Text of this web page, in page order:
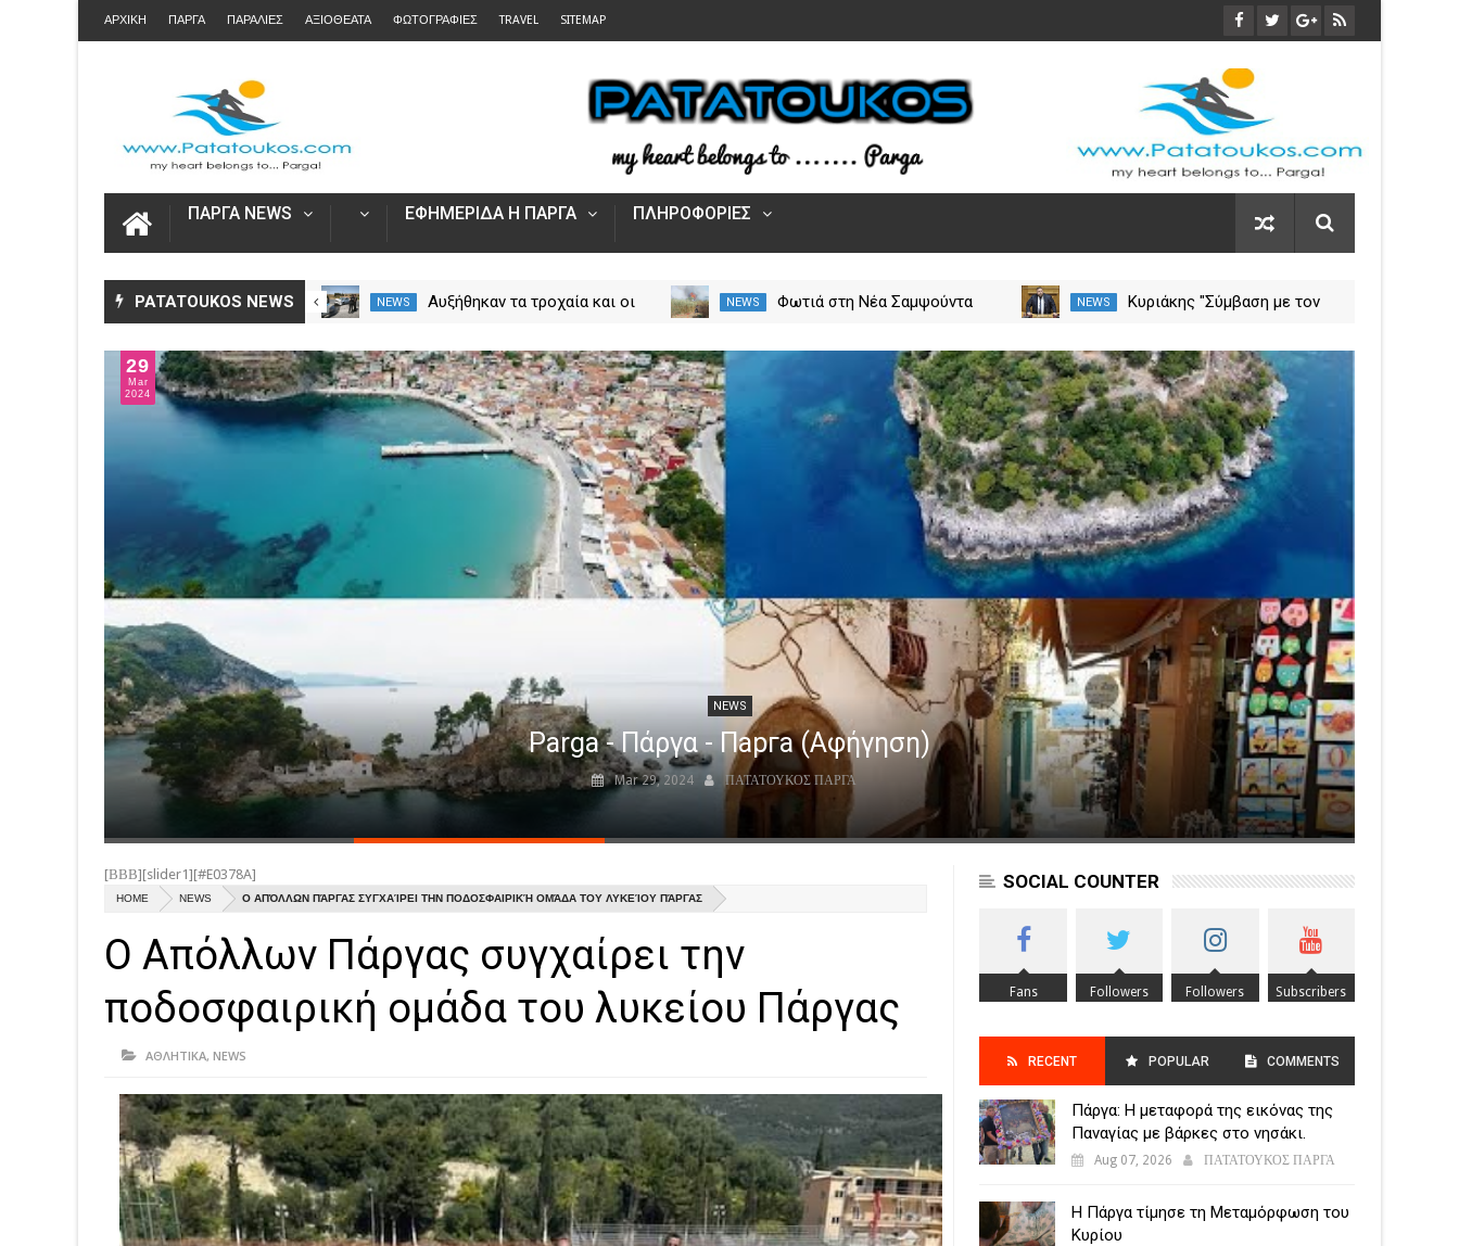
ΑΡΧΙΚΗ ΠΑΡΓΑ ΠΑΡΑΛΙΕΣ ΑΞΙΟΘΕΑΤΑ ΦΩΤΟΓΡΑΦΙΕΣ TRAVEL SITEMAP
ΠΑΡΓΑ NEWS ΕΦΗΜΕΡΙΔΑ Η ΠΑΡΓΑ ΠΛΗΡΟΦΟΡΙΕΣ
PATATOUKOS NEWS
Άνοιξε η πλατφόρμα myAGRO
για τις αγροτικές ενισχύσεις
Ενιαία Αίτηση Ενίσχυσης
NEWS
Αυξήθηκαν τα τροχαία και οι
NEWS
Φωτιά στη Νέα Σαμψούντα
NEWS
Κυριάκης "Σύμβαση με τον
χρηματοδότηση της
λειτουργίας του"
29
Mar
2024
NEWS
Parga - Πάργα - Парга (Αφήγηση)
Mar 29, 2024 ΠΑΤΑΤΟΥΚΟΣ ΠΑΡΓΑ
[ΒΒΒ][slider1][#E0378A]
HOME NEWS Ο ΑΠΌΛΛΩΝ ΠΆΡΓΑΣ ΣΥΓΧΑΊΡΕΙ ΤΗΝ ΠΟΔΟΣΦΑΙΡΙΚΉ ΟΜΆΔΑ ΤΟΥ ΛΥΚΕΊΟΥ ΠΆΡΓΑΣ
Ο Απόλλων Πάργας συγχαίρει την
ποδοσφαιρική ομάδα του λυκείου Πάργας
ΑΘΛΗΤΙΚΑ, NEWS
SOCIAL COUNTER
Fans Followers Followers Subscribers
RECENT POPULAR
POSTS
COMMENTS
Πάργα: Η μεταφορά της εικόνας της
Παναγίας με βάρκες στο νησάκι.
Aug 07, 2026 ΠΑΤΑΤΟΥΚΟΣ ΠΑΡΓΑ
Η Πάργα τίμησε τη Μεταμόρφωση του
Κυρίου